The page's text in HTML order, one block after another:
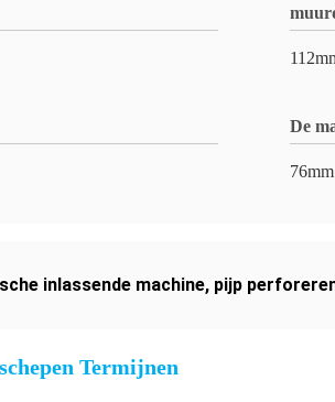
De
76mm
inlassende machine, pijp
Termijnen